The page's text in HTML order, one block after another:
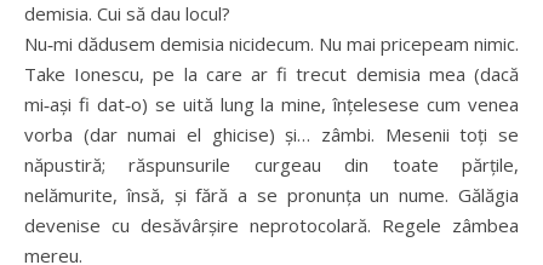
demisia. Cui să dau locul?
Nu‑mi dădusem demisia nicidecum. Nu mai pricepeam nimic.
Take Ionescu, pe la care ar fi trecut demisia mea (dacă
mi‑ași fi dat‑o) se uită lung la mine, înțelesese cum venea
vorba (dar numai el ghicise) și… zâmbi. Mesenii toți se
năpustiră; răspunsurile curgeau din toate părțile,
nelămurite, însă, și fără a se pronunța un nume. Gălăgia
devenise cu desăvârșire neprotocolară. Regele zâmbea
mereu.